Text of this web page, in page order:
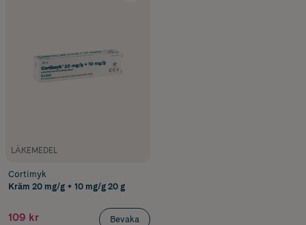
LÄKEMEDEL
Cortimyk
Kräm 20 mg/g + 10 mg/g 20 g
109 kr Bevaka